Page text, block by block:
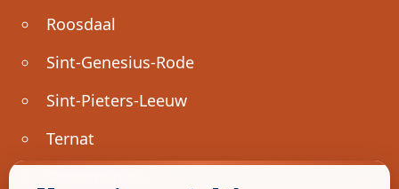
Roosdaal
Sint-Genesius-Rode
Sint-Pieters-Leeuw
Ternat